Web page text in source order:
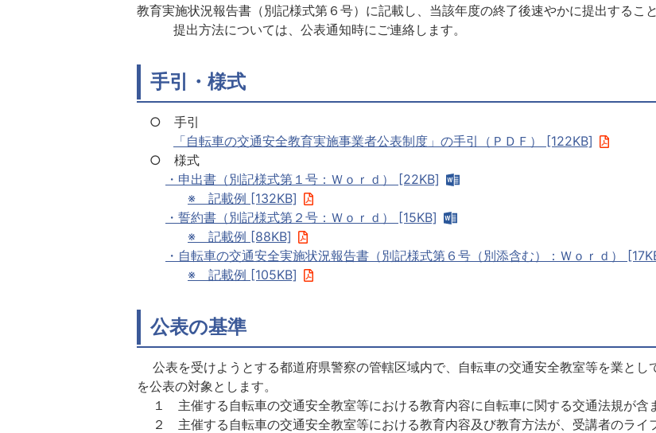
教育実施状況報告書（別記様式第６号）に記載し、当該年度の終了後速やかに提出するこ
提出方法については、公表通知時にご連絡します。
手引・様式
○ 手引
「自転車の交通安全教育実施事業者公表制度」の手引（ＰＤＦ） [122KB]
○ 様式
・申出書（別記様式第１号：Ｗｏｒｄ） [22KB]
※ 記載例 [132KB]
・誓約書（別記様式第２号：Ｗｏｒｄ） [15KB]
※ 記載例 [88KB]
・自転車の交通安全実施状況報告書（別記様式第６号（別添含む）：Ｗｏｒｄ）
※ 記載例 [105KB]
公表の基準
公表を受けようとする都道府県警察の管轄区域内で、自転車の交通安全教室等を業とし
を公表の対象とします。
１ 主催する自転車の交通安全教室等における教育内容に自転車に関する交通法規が含
２ 主催する自転車の交通安全教室等における教育内容及び教育方法が、受講者のライ